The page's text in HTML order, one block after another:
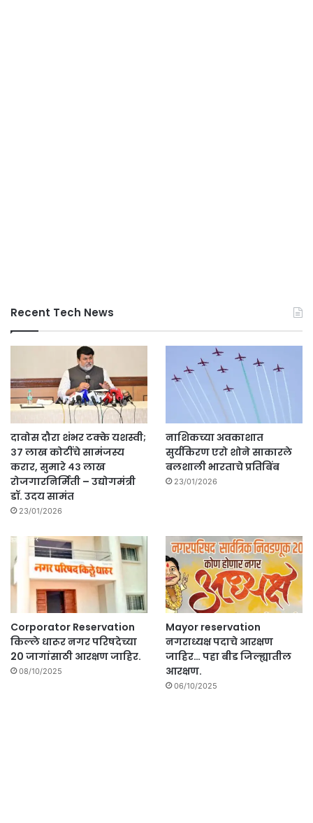
Recent Tech News
दावोस दौरा शंभर टक्के यशस्वी;
३७ लाख कोटींचे सामंजस्य
करार, सुमारे ४३ लाख
रोजगारनिर्मिती – उद्योगमंत्री
डॉ. उदय सामंत
23/01/2026
नाशिकच्या अवकाशात
सुर्यकिरण एरो शोने साकारले
बलशाली भारताचे प्रतिबिंब
23/01/2026
Corporator Reservation
किल्ले धारूर नगर परिषदेच्या
20 जागांसाठी आरक्षण जाहिर.
08/10/2025
Mayor reservation
नगराध्यक्ष पदाचे आरक्षण
जाहिर… पहा बीड जिल्ह्यातील
आरक्षण.
06/10/2025